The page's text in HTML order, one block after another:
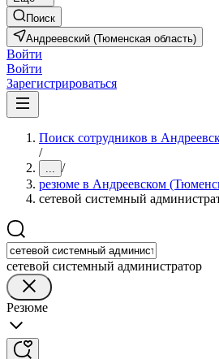
Поиск
Андреевский (Тюменская область)
Войти
Войти
Зарегистрироваться
Поиск сотрудников в
/
... /
резюме в Андреевском
сетевой системный
сетевой системный администратор
Резюме